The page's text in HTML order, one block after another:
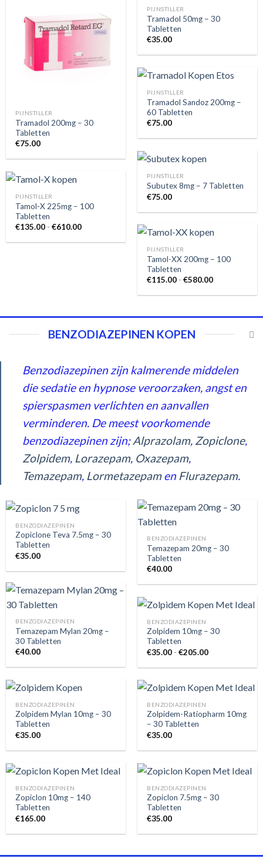
PIJNSTILLER
Tramadol 200mg – 30
Tabletten
€75.00
PIJNSTILLER
Tramadol 50mg – 30
Tabletten
€35.00
PIJNSTILLER
Tramadol Sandoz 200mg –
60 Tabletten
€75.00
PIJNSTILLER
Subutex 8mg – 7 Tabletten
€75.00
PIJNSTILLER
Tamol-X 225mg – 100
Tabletten
€135.00 - €610.00Prijsklasse:
tot
PIJNSTILLER
Tamol-XX 200mg – 100
Tabletten
€115.00 - €580.00Prijsklasse:
tot
BENZODIAZEPINEN KOPEN
Benzodiazepinen zijn kalmerende middelen
die sedatie en hypnose veroorzaken, angst en
spierspasmen verlichten en aanvallen
verminderen. De meest voorkomende
benzodiazepinen zijn;Alprazolam, Zopiclone,
Zolpidem, Lorazepam, Oxazepam,
Temazepam, Lormetazepamen Flurazepam.
BENZODIAZEPINEN
Zopiclone Teva 7.5mg – 30
Tabletten
€35.00
BENZODIAZEPINEN
Temazepam 20mg – 30
Tabletten
€40.00
BENZODIAZEPINEN
Temazepam Mylan 20mg –
30 Tabletten
€40.00
BENZODIAZEPINEN
Zolpidem 10mg – 30
Tabletten
€35.00 - €205.00Prijsklasse:
tot
BENZODIAZEPINEN
Zolpidem Mylan 10mg – 30
Tabletten
€35.00
BENZODIAZEPINEN
Zolpidem-Ratiopharm 10mg
– 30 Tabletten
€35.00
BENZODIAZEPINEN
Zopiclon 10mg – 140
Tabletten
€165.00
BENZODIAZEPINEN
Zopiclon 7.5mg – 30
Tabletten
€35.00